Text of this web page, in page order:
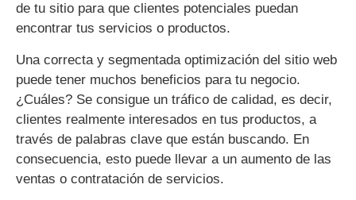
de tu sitio para que clientes potenciales puedan
encontrar tus servicios o productos.
Una correcta y segmentada optimización del sitio web
puede tener muchos beneficios para tu negocio.
¿Cuáles? Se consigue un tráfico de calidad, es decir,
clientes realmente interesados en tus productos, a
través de palabras clave que están buscando. En
consecuencia, esto puede llevar a un aumento de las
ventas o contratación de servicios.